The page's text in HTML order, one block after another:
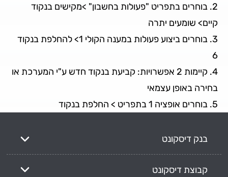
2. בוחרים בתפריט "פעולות בחשבון" >מקישים בנקוד
קיים> שומעים יתרה
3. בוחרים ביצוע פעולות במענה הקולי 1> להחלפת בנקוד
6
4. קיימות 2 אפשרויות: קביעת בנקוד חדש ע"י המערכת או
בחירה באופן עצמאי
5. בוחרים אופציה 1 בתפריט > החלפת בנקוד
בנק דיסקונט
קבוצת דיסקונט